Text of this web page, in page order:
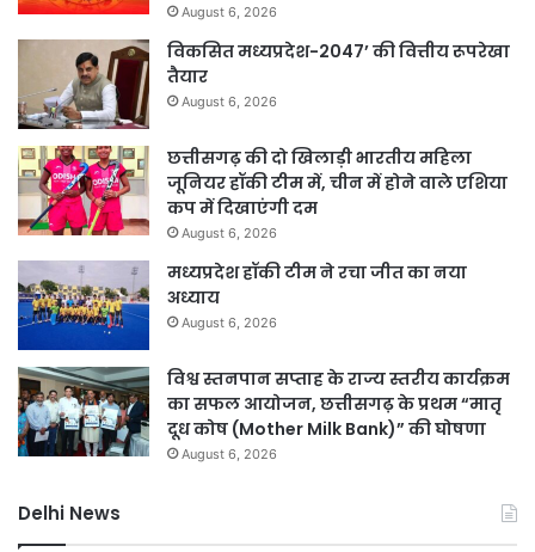
August 6, 2026
विकसित मध्यप्रदेश-2047’ की वित्तीय रूपरेखा
तैयार
August 6, 2026
छत्तीसगढ़ की दो खिलाड़ी भारतीय महिला
जूनियर हॉकी टीम में, चीन में होने वाले एशिया
कप में दिखाएंगी दम
August 6, 2026
मध्यप्रदेश हॉकी टीम ने रचा जीत का नया
अध्याय
August 6, 2026
विश्व स्तनपान सप्ताह के राज्य स्तरीय कार्यक्रम
का सफल आयोजन, छत्तीसगढ़ के प्रथम “मातृ
दूध कोष (Mother Milk Bank)” की घोषणा
August 6, 2026
Delhi News